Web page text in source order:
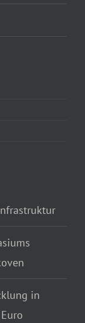
in